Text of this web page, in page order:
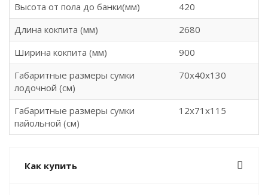
Высота от пола до банки(мм)
420
Длина кокпита (мм)
2680
Ширина кокпита (мм)
900
Габаритные размеры сумки
лодочной (см)
70х40х130
Габаритные размеры сумки
пайольной (см)
12х71х115
Как купить